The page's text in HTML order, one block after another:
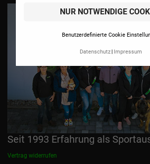
NUR NOTWENDIGE
Benutzerdefinierte Cookie
Datenschutz Impressum
Seit 1993 Erfahrung als
Vertrag widerrufen